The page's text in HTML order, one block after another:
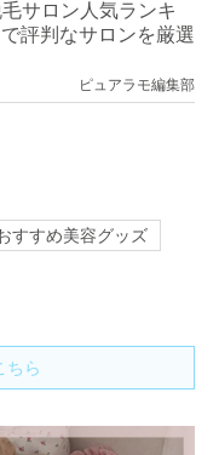
サロン人気ランキ
評判なサロンを厳選
ピュアラモ編集部
すすめ美容グッズ
ちら